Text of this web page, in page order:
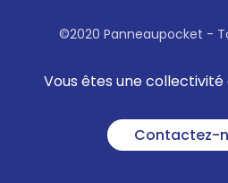
©2020 Panneaupocket -
Vous êtes une collectivité
Contactez-